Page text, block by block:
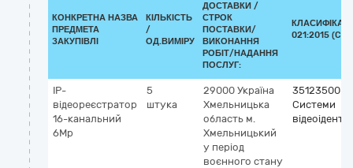
КОНКРЕТНА НАЗВА
ПРЕДМЕТА
ЗАКУПІВЛІ
КІЛЬКІСТЬ
/
ОД.ВИМІРУ
ДОСТАВКИ /
СТРОК
ПОСТАВКИ/
ВИКОНАННЯ
РОБІТ/НАДАННЯ
ПОСЛУГ:
021:2015
IP-
відеореєстратор
16-канальний
6Mp
5
штука
29000 Україна
Хмельницька
область м.
Хмельницький
у період
воєнного стану
35123500-7
Системи